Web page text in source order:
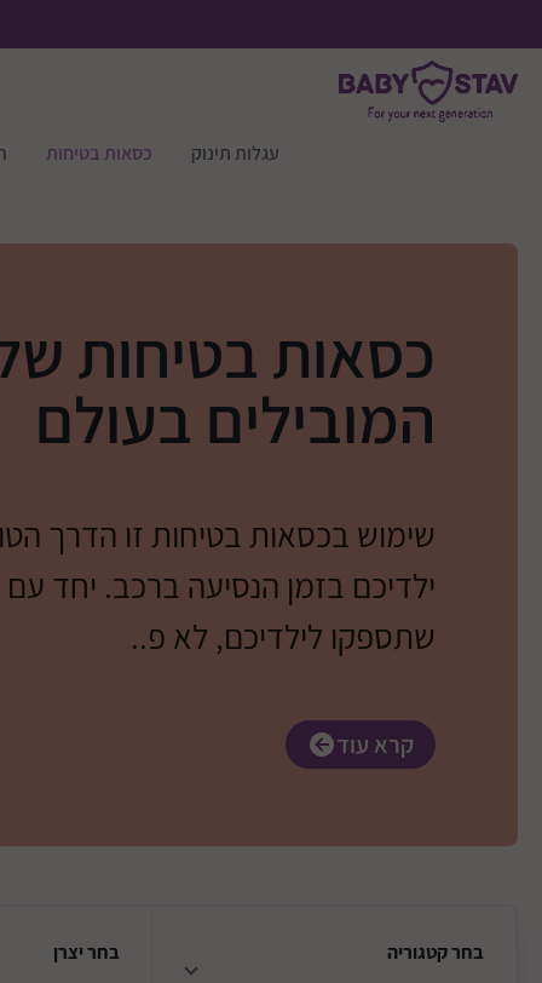
עגלות תינוק כסאות בטיחות
כסאות בטיחות
המובילים בעולם
שימוש בכסאות בטיחות זו הדרך
ילדיכם בזמן הנסיעה ברכב. יחד
שתספקו לילדיכם, לא פ..
קרא עוד
בחרקטגוריה בחריצרן